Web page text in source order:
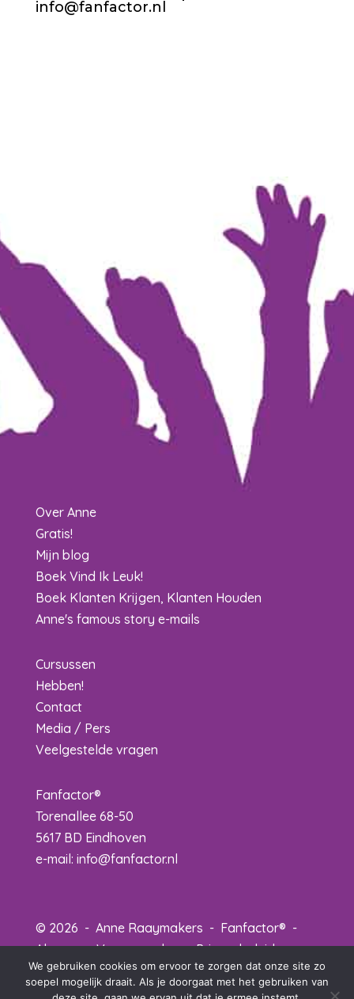
info@fanfactor.nl
Over Anne
Gratis!
Mijn blog
Boek Vind Ik Leuk!
Boek Klanten Krijgen, Klanten Houden
Anne's famous story e-mails
Cursussen
Hebben!
Contact
Media / Pers
Veelgestelde vragen
Fanfactor®
Torenallee 68-50
5617 BD Eindhoven
e-mail: info@fanfactor.nl
© 2026 - Anne Raaymakers - Fanfactor® -
Algemene Voorwaarden-Privacybeleid-
Disclaimer-Credits
We gebruiken cookies om ervoor te zorgen dat onze site zo
soepel mogelijk draait. Als je doorgaat met het gebruiken van